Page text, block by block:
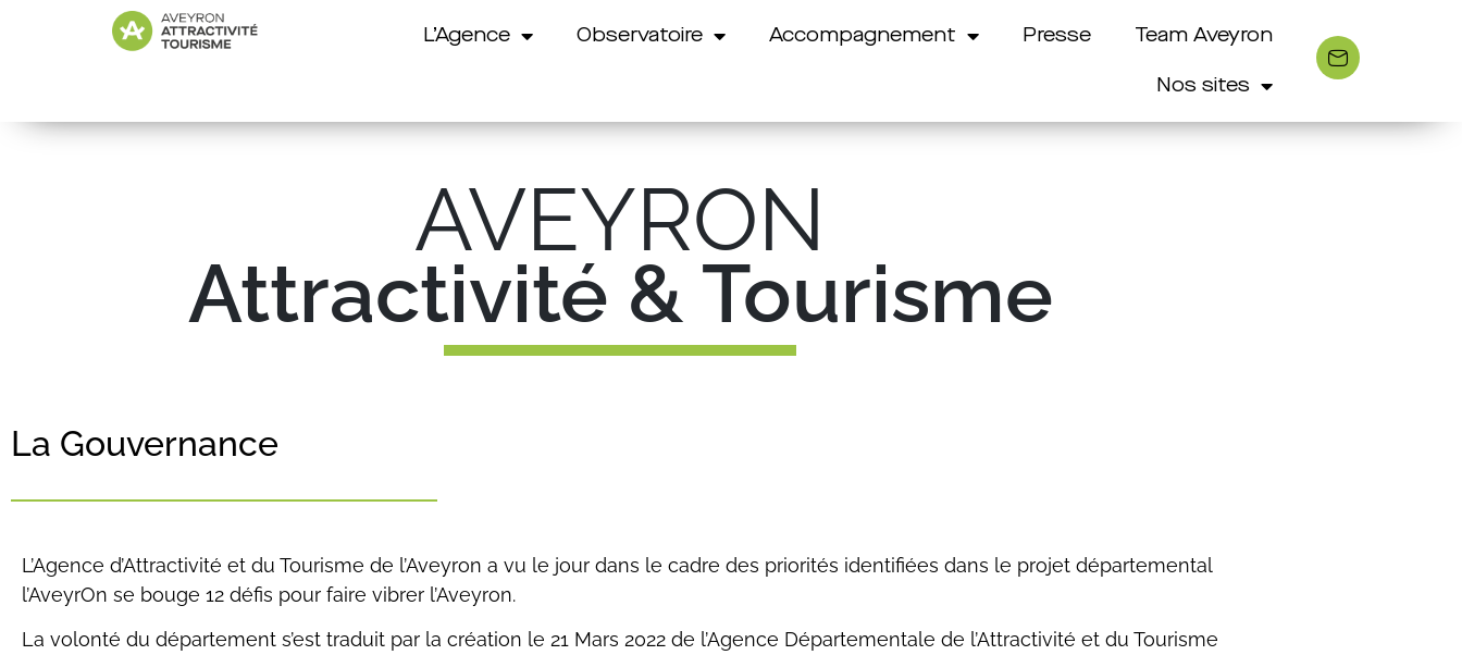
L’Agence Observatoire Accompagnement Presse Team Aveyron
Nos sites
AVEYRON
Attractivité & Tourisme
La Gouvernance
L’Agence d’Attractivité et du Tourisme de l’Aveyron a vu le jour dans le cadre des priorités identifiées dans le projet départemental
l’AveyrOn se bouge 12 défis pour faire vibrer l’Aveyron.
La volonté du département s’est traduit par la création le 21 Mars 2022 de l’Agence Départementale de l’Attractivité et du Tourisme